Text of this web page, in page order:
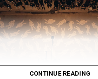
CONTINUE READING